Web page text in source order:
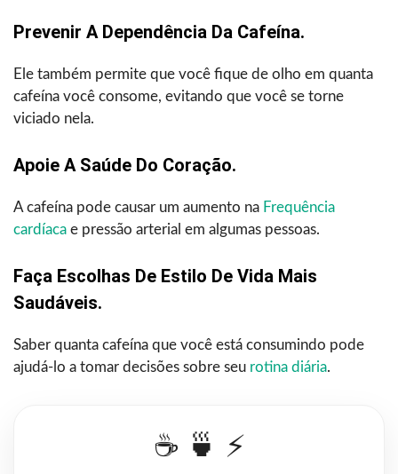
Prevenir A Dependência Da Cafeína.
Ele também permite que você fique de olho em quanta
cafeína você consome, evitando que você se torne
viciado nela.
Apoie A Saúde Do Coração.
A cafeína pode causar um aumento na Frequência
cardíaca e pressão arterial em algumas pessoas.
Faça Escolhas De Estilo De Vida Mais
Saudáveis.
Saber quanta cafeína que você está consumindo pode
ajudá-lo a tomar decisões sobre seu rotina diária.
☕ 🍵 ⚡